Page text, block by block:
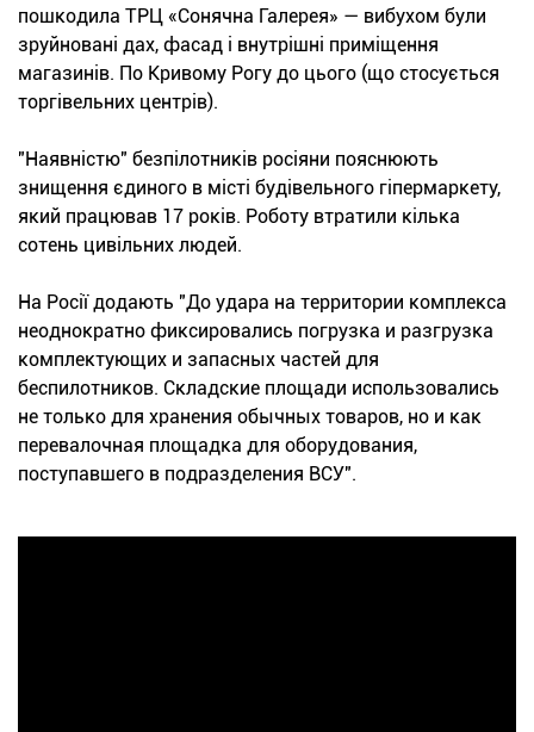
пошкодила ТРЦ «Сонячна Галерея» — вибухом були
зруйновані дах, фасад і внутрішні приміщення
магазинів. По Кривому Рогу до цього (що стосується
торгівельних центрів).
"Наявністю" безпілотників росіяни пояснюють
знищення єдиного в місті будівельного гіпермаркету,
який працював 17 років. Роботу втратили кілька
сотень цивільних людей.
На Росії додають "До удара на территории комплекса
неоднократно фиксировались погрузка и разгрузка
комплектующих и запасных частей для
беспилотников. Складские площади использовались
не только для хранения обычных товаров, но и как
перевалочная площадка для оборудования,
поступавшего в подразделения ВСУ".